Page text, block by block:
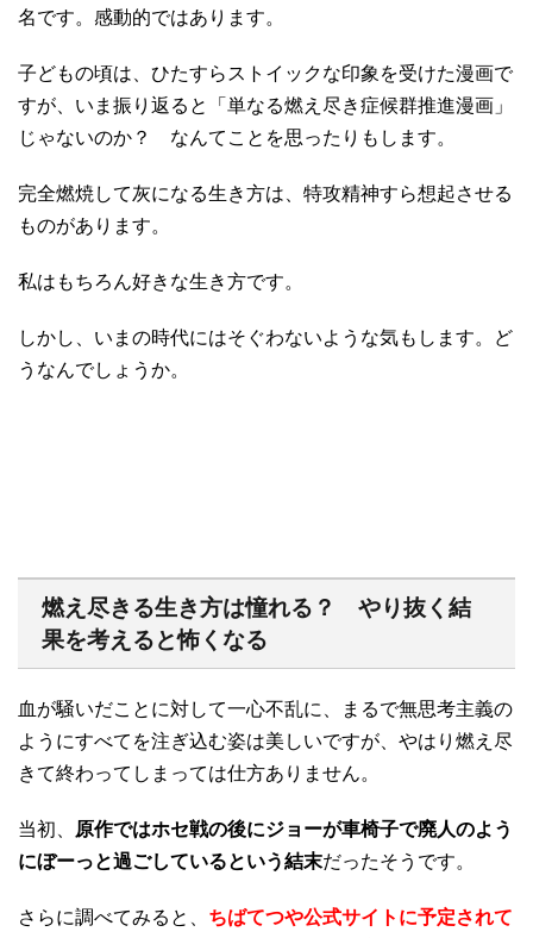
名です。感動的ではあります。
子どもの頃は、ひたすらストイックな印象を受けた漫画で
すが、いま振り返ると「単なる燃え尽き症候群推進漫画」
じゃないのか？ なんてことを思ったりもします。
完全燃焼して灰になる生き方は、特攻精神すら想起させる
ものがあります。
私はもちろん好きな生き方です。
しかし、いまの時代にはそぐわないような気もします。ど
うなんでしょうか。
燃え尽きる生き方は憧れる？ やり抜く結
果を考えると怖くなる
血が騒いだことに対して一心不乱に、まるで無思考主義の
ようにすべてを注ぎ込む姿は美しいですが、やはり燃え尽
きて終わってしまっては仕方ありません。
当初、
原作ではホセ戦の後にジョーが車椅子で廃人のよう
にぼーっと過ごしているという結末だったそうです。
さらに調べてみると、 ちばてつや公式サイトに予定されて